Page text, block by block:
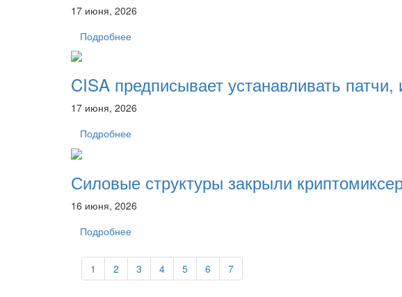
17 июня, 2026
Подробнее
CISA предписывает устанавливать патчи,
17 июня, 2026
Подробнее
Силовые структуры закрыли
16 июня, 2026
Подробнее
1 2 3 4 5 6 7